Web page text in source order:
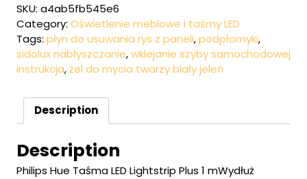
SKU: a4ab5fb545e6
Category: Oświetlenie meblowe i taśmy LED
Tags: płyn do usuwania rys z paneli,podpłomyki,
sidolux nabłyszczanie,wklejanie szyby samochodowej
instrukcja,żel do mycia twarzy biały jeleń
Description
Description
Philips Hue Taśma LED Lightstrip Plus 1 mWydłuż